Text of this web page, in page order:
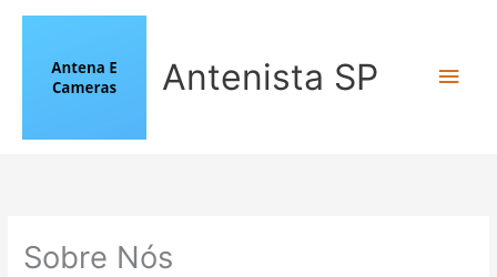
conteúdo
Antenista SP
Sobre Nós